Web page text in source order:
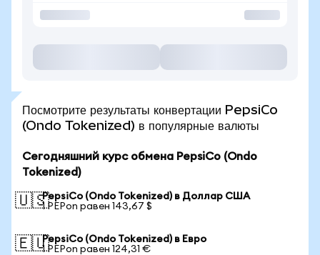
Посмотрите результаты конвертации PepsiCo
(Ondo Tokenized) в популярные валюты
Сегодняшний курс обмена PepsiCo (Ondo
Tokenized)
🇺🇸PepsiCo (Ondo Tokenized) в Доллар США
1 PEPon равен 143,67 $
🇪🇺PepsiCo (Ondo Tokenized) в Евро
1 PEPon равен 124,31 €